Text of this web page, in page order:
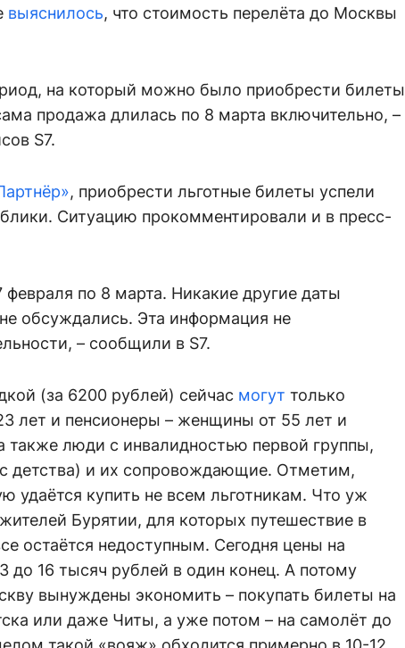
выяснилось, что стоимость перелёта до Москвы
на который можно было приобрести билеты
продажа длилась по 8 марта включительно, –
S7.
, приобрести льготные билеты успели
Ситуацию прокомментировали и в пресс-
февраля по 8 марта. Никакие другие даты
обсуждались. Эта информация не
– сообщили в S7.
(за 6200 рублей) сейчас могут только
лет и пенсионеры – женщины от 55 лет и
люди с инвалидностью первой группы,
детства) и их сопровождающие. Отметим,
удаётся купить не всем льготникам. Что уж
Бурятии, для которых путешествие в
остаётся недоступным. Сегодня цены на
до 16 тысяч рублей в один конец. А потому
вынуждены экономить – покупать билеты на
или даже Читы, а уже потом – на самолёт до